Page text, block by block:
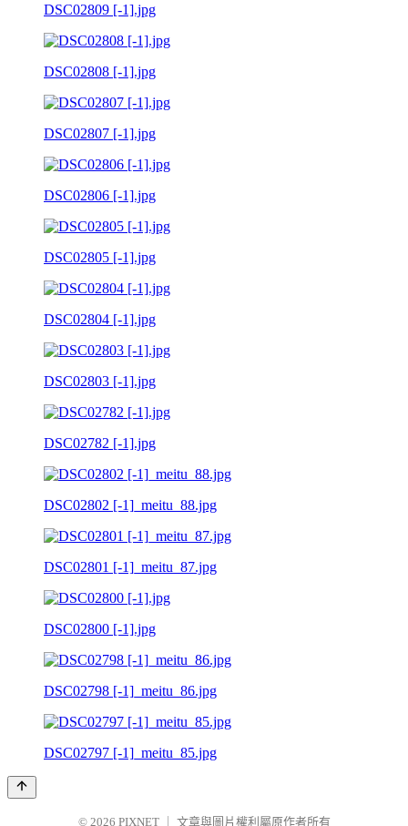
DSC02809 [-1].jpg
DSC02808 [-1].jpg
DSC02807 [-1].jpg
DSC02806 [-1].jpg
DSC02805 [-1].jpg
DSC02804 [-1].jpg
DSC02803 [-1].jpg
DSC02782 [-1].jpg
DSC02802 [-1]_meitu_88.jpg
DSC02801 [-1]_meitu_87.jpg
DSC02800 [-1].jpg
DSC02798 [-1]_meitu_86.jpg
DSC02797 [-1]_meitu_85.jpg
© 2026 PIXNET 文章與圖片權利屬原作者所有